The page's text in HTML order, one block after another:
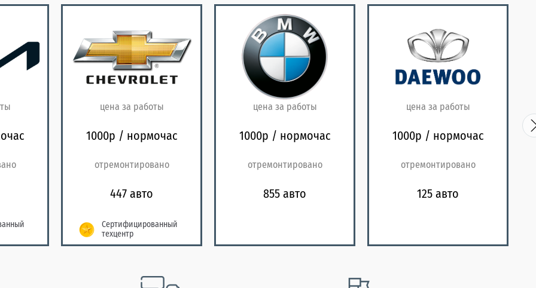
цена за работы
1000р / нормочас
отремонтировано
447 авто
Сертифицированный
техцентр
цена за работы
1000р / нормочас
отремонтировано
855 авто
цена за работы
1000р / нормочас
отремонтировано
125 авто